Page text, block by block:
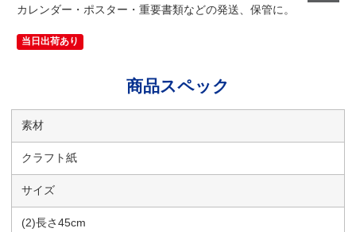
カレンダー・ポスター・重要書類などの発送、保管に。
当日出荷あり
商品スペック
素材
クラフト紙
サイズ
(2)長さ45cm